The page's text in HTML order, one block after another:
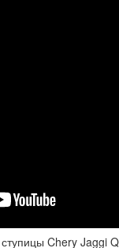
Chery Jaggi